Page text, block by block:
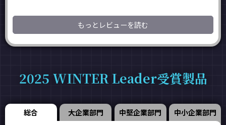
もっとレビューを読む
2025 WINTER Leader受賞製品
総合 大企業部門 中堅企業部門 中小企業部門